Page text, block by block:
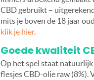
CBD gebruikt –
mits je boven de 18 jaar
klik je hier.
Goede kwaliteit
Op het spel staat
flesjes CBD-olie raw (8%).